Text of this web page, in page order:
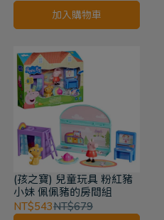
加入購物車
(孩之寶) 兒童玩具 粉紅豬
小妹 佩佩豬的房間組
NT$543NT$679